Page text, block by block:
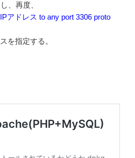
、再度、
アドレス to any port 3306 proto
を指定する。